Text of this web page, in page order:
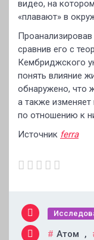
видео, на
«плавают» в
сравнив его с
Кембриджского
понять влияние
обнаружено, что
а также
по отношению к
Источник ferra
Атом ,